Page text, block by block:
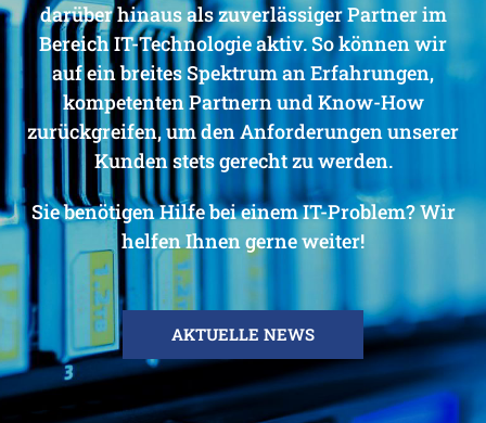
darüber hinaus als zuverlässiger Partner im
Bereich IT-Technologie aktiv. So können wir
auf ein breites Spektrum an Erfahrungen,
kompetenten Partnern und Know-How
zurückgreifen, um den Anforderungen unserer
Kunden stets gerecht zu werden.
Sie benötigen Hilfe bei einem IT-Problem? Wir
helfen Ihnen gerne weiter!
AKTUELLE NEWS